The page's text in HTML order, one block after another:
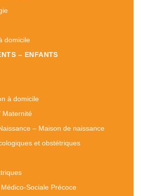
domicile
– ENFANTS
à domicile
Maternité
– Maison de naissance
et obstétriques
Sociale Précoce